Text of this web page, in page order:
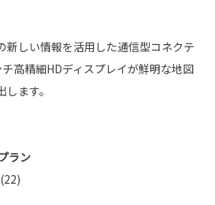
新しい情報を活用した通信型コネクテ
高精細HDディスプレイが鮮明な地図
ます。
ラン